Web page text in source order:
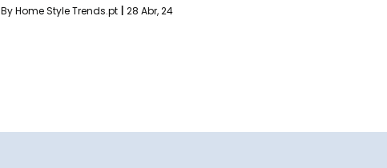
ByHome Style Trends.pt 28 Abr, 24